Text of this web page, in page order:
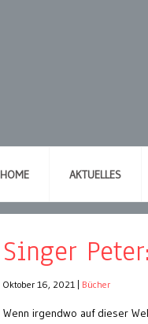
HOME AKTUELLES
Singer
Oktober 16, 2021 Bücher
Wenn irgendwo auf dieser